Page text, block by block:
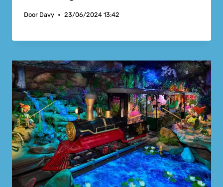
Door Davy 23/06/2024 13:42